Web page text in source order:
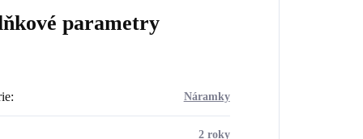
parametry
: Náramky
2 roky